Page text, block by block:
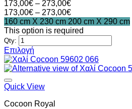
να
επιλεγούν
στη
σελίδα
του
προϊόντος
173,00€ – 273,00€Price
range:
173,00€
through
173,00€ – 273,00€Price
range:
173,00€
273,00€
160 cm X 230 cm 200 cm X 290 cm
This option is required
Qty:
Επιλογή
Αυτό
το
προϊόν
έχει
παραλλαγές.
Quick View
Cocoon Royal